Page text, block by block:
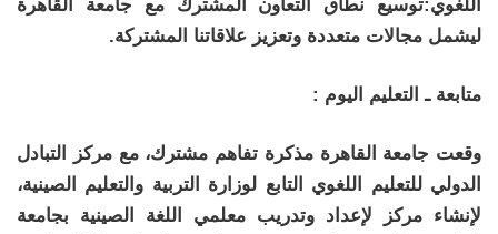
اللغوي:توسيع نطاق التعاون المشترك مع جامعة القاهرة
ليشمل مجالات متعددة وتعزيز علاقاتنا المشتركة.
متابعة ـ التعليم اليوم :
وقعت جامعة القاهرة مذكرة تفاهم مشترك، مع مركز التبادل
الدولي للتعليم اللغوي التابع لوزارة التربية والتعليم الصينية،
لإنشاء مركز لإعداد وتدريب معلمي اللغة الصينية بجامعة